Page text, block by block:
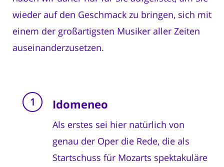
wieder auf den Geschmack zu bringen, sich mit
einem der großartigsten Musiker aller Zeiten
auseinanderzusetzen.
Idomeneo
Als erstes sei hier natürlich von
genau der Oper die Rede, die als
Startschuss für Mozarts spektakuläre